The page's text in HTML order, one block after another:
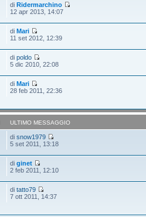
diRidermarchino
12 apr 2013, 14:07
diMari
11 set 2012, 12:39
dipoldo
5 dic 2010, 22:08
diMari
28 feb 2011, 22:36
ULTIMO MESSAGGIO
disnow1979
5 set 2011, 13:18
diginet
2 feb 2011, 12:10
ditatto79
7 ott 2011, 14:37